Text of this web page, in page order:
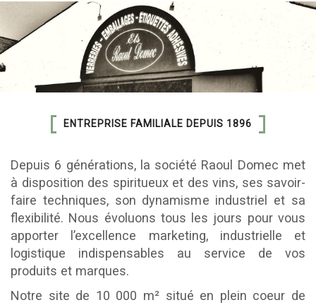
ENTREPRISE FAMILIALE DEPUIS 1896
Depuis 6 générations, la société Raoul Domec met
à disposition des spiritueux et des vins, ses savoir-
faire techniques, son dynamisme industriel et sa
flexibilité. Nous évoluons tous les jours pour vous
apporter l’excellence marketing, industrielle et
logistique indispensables au service de vos
produits et marques.
Notre site de 10 000 m² situé en plein coeur de